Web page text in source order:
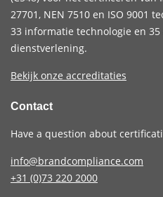
ISO/IEC 27701 is een
verschillende soorten
beperkt tot publieke
27701 , NEN 7510 en ISO 9001
33 informatie technologie en 35
dienstverlening.
Bekijk onze accreditaties
Contact
Have a question about
info@brandcompliance.com
+31 (0)73 220 2000